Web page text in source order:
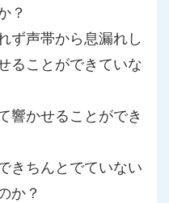
？
ず声帯から息漏れし
ることができていな
かせることができ
きちんとでていない
か？